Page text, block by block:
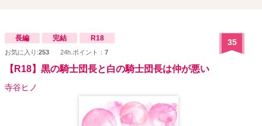
長編 完結 R18
お気に入り:253 24h.ポイント： 7
35
【R18】黒の騎士団長と白の騎士団長は仲が悪い
寺谷ヒノ